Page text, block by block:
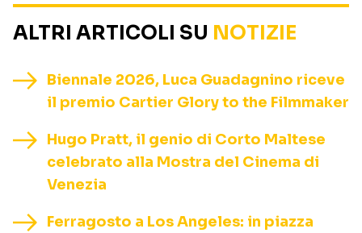
ALTRI ARTICOLI SU NOTIZIE
Biennale 2026, Luca Guadagnino riceve
il premio Cartier Glory to the Filmmaker
Hugo Pratt, il genio di Corto Maltese
celebrato alla Mostra del Cinema di
Venezia
Ferragosto a Los Angeles: in piazza